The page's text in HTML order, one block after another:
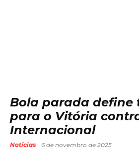
Bola parada define
para o Vitória
Internacional
Notícias
6 de novembro de 2025